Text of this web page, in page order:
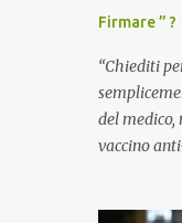
Firmare ” ?
“Chiediti
del
vaccino